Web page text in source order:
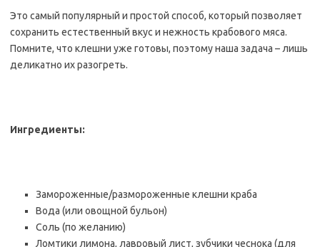
Это самый популярный и простой способ, который позволяет
сохранить естественный вкус и нежность крабового мяса.
Помните, что клешни уже готовы, поэтому наша задача – лишь
деликатно их разогреть.
Ингредиенты:
Замороженные/размороженные клешни краба
Вода (или овощной бульон)
Соль (по желанию)
Ломтики лимона, лавровый лист, зубчики чеснока (для